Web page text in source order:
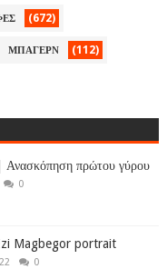
(672)
ΜΠΑΓΕΡΝ (112)
πρώτου γύρου
0
Magbegor portrait
0